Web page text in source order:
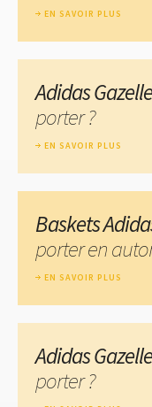
EN SAVOIR PLUS
Adidas
porter ?
EN SAVOIR PLUS
Baskets
porter en
EN SAVOIR PLUS
Adidas Gazelle
porter ?